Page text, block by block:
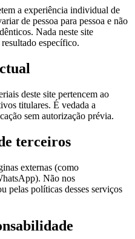
a experiência individual de
de pessoa para pessoa e não
Nada neste site
específico.
deste site pertencem ao
titulares. É vedada a
sem autorização prévia.
terceiros
externas (como
Não nos
pelas políticas desses serviços